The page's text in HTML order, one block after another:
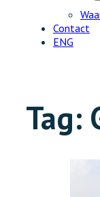
Contact
ENG
Tag: